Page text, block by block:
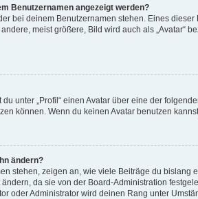
Benutzernamen angezeigt werden?
bei deinem Benutzernamen stehen. Eines
meist größere, Bild wird auch als
unter „Profil“ einen Avatar über eine der
können. Wenn du keinen Avatar benutzen
ändern?
stehen, zeigen an, wie viele Beiträge du
da sie von der Board-Administration
oder Administrator wird deinen Rang unter